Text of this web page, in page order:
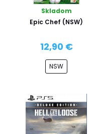
Skladom
Epic Chef (NSW)
12,90 €
NSW